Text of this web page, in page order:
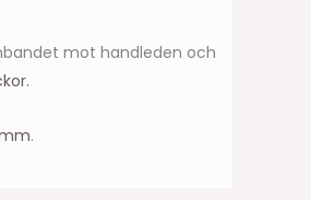
mot handleden och
.